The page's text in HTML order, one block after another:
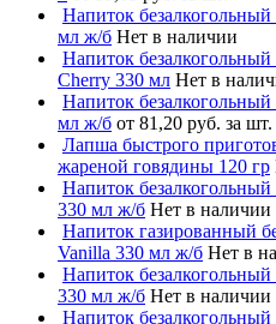
Напиток
мл ж/б Нет в наличии
Напиток
Cherry 330 мл Нет в
Напиток
мл ж/б от 81,20 руб. за шт.
Лапша быстрого
жареной говядины 120 гр
Напиток
330 мл ж/б Нет в наличии
Напиток газированный
Vanilla 330 мл ж/б Нет в
Напиток
330 мл ж/б Нет в наличии
Напиток